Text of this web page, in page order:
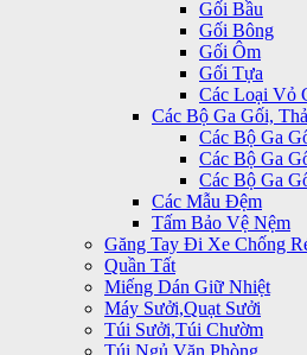
Gối Bầu
Gối Bông
Gối Ôm
Gối Tựa
Các Loại Vỏ
Các Bộ Ga Gối,
Các Bộ Ga
Các Bộ Ga
Các Bộ Ga
Các Mẫu Đệm
Tấm Bảo Vệ Nệm
Găng Tay Đi Xe Chống
Quần Tất
Miếng Dán Giữ Nhiệt
Máy Sưởi,Quạt Sưởi
Túi Sưởi,Túi Chườm